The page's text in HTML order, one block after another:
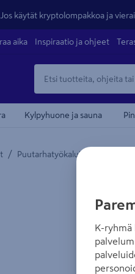
käytät kryptolompakkoa ja
aika Inspiraatio ja ohjeet
Kylpyhuone ja sauna
/ Puutarhatyökalujen varaosat
löytyy Tuotteen kuvaus -
K-ryhmä